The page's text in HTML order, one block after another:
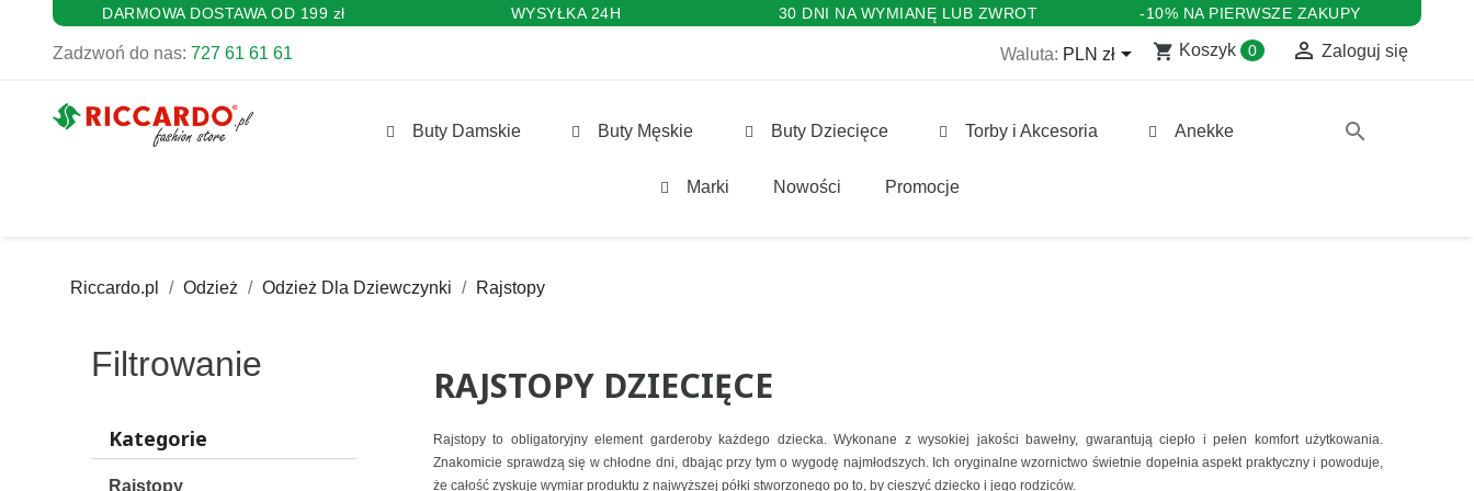
DARMOWA DOSTAWA OD 199 zł WYSYŁKA 24H 30 DNI NA WYMIANĘ LUB ZWROT -10% NA PIERWSZE ZAKUPY
Zadzwoń do nas: 727 61 61 61 Waluta: PLN zł shopping_cart Koszyk 0  Zaloguj się
Buty Damskie Buty Męskie Buty Dziecięce Torby i Akcesoria Anekke
Marki Nowości Promocje
search
Riccardo.pl Odzież Odzież Dla Dziewczynki Rajstopy
Filtrowanie
Kategorie
Rajstopy
RAJSTOPY DZIECIĘCE
Rajstopy to obligatoryjny element garderoby każdego dziecka. Wykonane z wysokiej jakości bawełny, gwarantują ciepło i pełen komfort użytkowania.
Znakomicie sprawdzą się w chłodne dni, dbając przy tym o wygodę najmłodszych. Ich oryginalne wzornictwo świetnie dopełnia aspekt praktyczny i powoduje,
że całość zyskuje wymiar produktu z najwyższej półki stworzonego po to, by cieszyć dziecko i jego rodziców.